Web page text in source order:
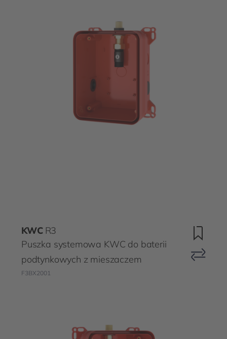
KWC R3
Puszka systemowa KWC do baterii
podtynkowych z mieszaczem
F3BX2001